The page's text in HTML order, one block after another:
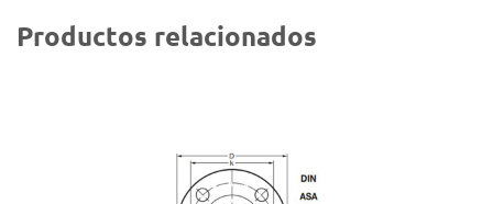
Productos relacionados